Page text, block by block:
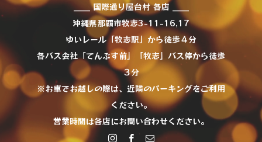
____ 国際通り屋台村 各店 ____
沖縄県那覇市牧志3-11-16,17
ゆいレール「牧志駅」から徒歩４分
各バス会社「てんぶす前」「牧志」バス停から徒歩
３分
※お車でお越しの際は、近隣のパーキングをご利用
ください。
営業時間は各店にお問い合わせください。